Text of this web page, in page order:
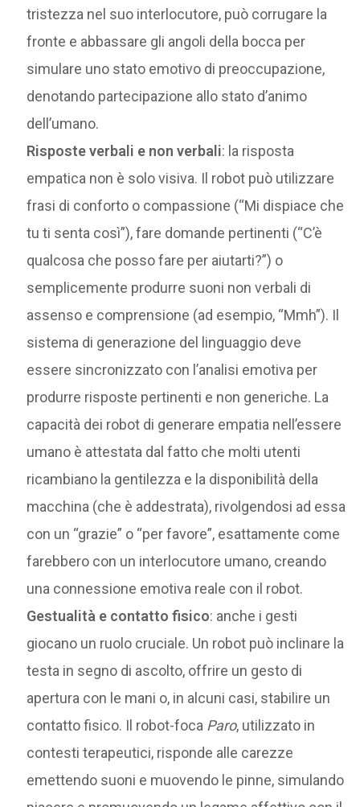
tristezza nel suo interlocutore, può corrugare la
fronte e abbassare gli angoli della bocca per
simulare uno stato emotivo di preoccupazione,
denotando partecipazione allo stato d’animo
dell’umano.
Risposte verbali e non verbali: la risposta
empatica non è solo visiva. Il robot può utilizzare
frasi di conforto o compassione (“Mi dispiace che
tu ti senta così”), fare domande pertinenti (“C’è
qualcosa che posso fare per aiutarti?”) o
semplicemente produrre suoni non verbali di
assenso e comprensione (ad esempio, “Mmh”). Il
sistema di generazione del linguaggio deve
essere sincronizzato con l’analisi emotiva per
produrre risposte pertinenti e non generiche. La
capacità dei robot di generare empatia nell’essere
umano è attestata dal fatto che molti utenti
ricambiano la gentilezza e la disponibilità della
macchina (che è addestrata), rivolgendosi ad essa
con un “grazie” o “per favore”, esattamente come
farebbero con un interlocutore umano, creando
una connessione emotiva reale con il robot.
Gestualità e contatto fisico: anche i gesti
giocano un ruolo cruciale. Un robot può inclinare la
testa in segno di ascolto, offrire un gesto di
apertura con le mani o, in alcuni casi, stabilire un
contatto fisico. Il robot-foca Paro, utilizzato in
contesti terapeutici, risponde alle carezze
emettendo suoni e muovendo le pinne, simulando